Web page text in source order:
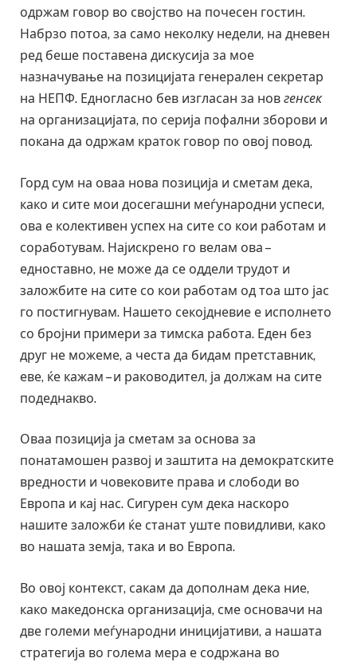
одржам говор во својство на почесен гостин.
Набрзо потоа, за само неколку недели, на дневен
ред беше поставена дискусија за мое
назначување на позицијата генерален секретар
на НЕПФ. Едногласно бев изгласан за нов генсек
на организацијата, по серија пофални зборови и
покана да одржам краток говор по овој повод.
Горд сум на оваа нова позиција и сметам дека,
како и сите мои досегашни меѓународни успеси,
ова е колективен успех на сите со кои работам и
соработувам. Најискрено го велам ова –
едноставно, не може да се оддели трудот и
заложбите на сите со кои работам од тоа што јас
го постигнувам. Нашето секојдневие е исполнето
со бројни примери за тимска работа. Еден без
друг не можеме, а честа да бидам претставник,
еве, ќе кажам – и раководител, ја должам на сите
подеднакво.
Оваа позиција ја сметам за основа за
понатамошен развој и заштита на демократските
вредности и човековите права и слободи во
Европа и кај нас. Сигурен сум дека наскоро
нашите заложби ќе станат уште повидливи, како
во нашата земја, така и во Европа.
Во овој контекст, сакам да дополнам дека ние,
како македонска организација, сме основачи на
две големи меѓународни иницијативи, а нашата
стратегија во голема мера е содржана во